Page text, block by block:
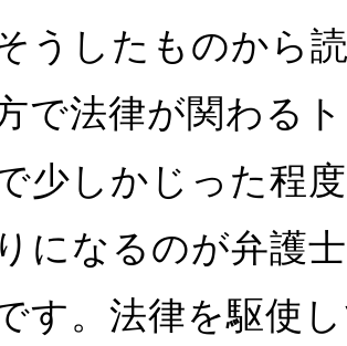
うしたものから
で法律が関わる
少しかじった程
になるのが弁護
す。法律を駆使